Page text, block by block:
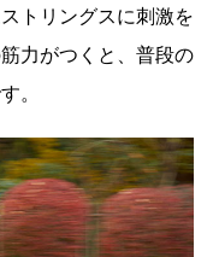
トリングスに刺激を
力がつくと、普段の
。